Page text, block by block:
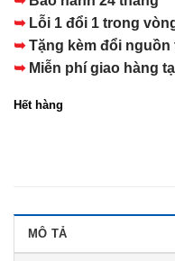
➥ Lỗi 1 đổi 1 trong
➥Tặng kèm đổi nguồn
➥Miễn phí giao hàng
Hết hàng
MÔ TẢ